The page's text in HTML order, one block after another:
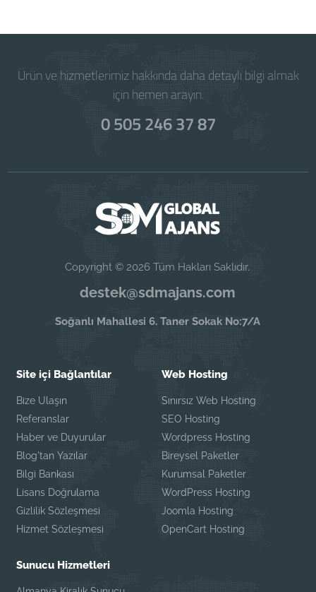
Ürün ve hizmetlerimiz hakkında daha detaylı bilgi almak
için hemen arayın.
0 505 246 37 87
Copyright © 2026 Tüm Hakları Saklıdır.
destek@sdmajans.com
Soğanlı Mahallesi 6. Taner Sokak No:7/A
Site içi Bağlantılar
Bize Ulaşın
Referanslar
Haber ve Duyurular
Blog'tan Yazılar
Bilgi Bankası
Lisans Doğrulama
Gizlilik Sözleşmesi
Hizmet Sözleşmesi
Web Hosting
Sınırsız Web Hosting
SEO Hosting
Wordpress Hosting
Bireysel Paketler
Kurumsal Paketler
WordPress Hosting
Joomla Hosting
OpenCart Hosting
Sunucu Hizmetleri